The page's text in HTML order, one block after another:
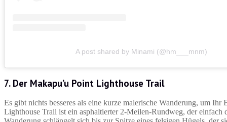
A post shared by Minami (@hm___mnm)
7. Der Makapu’u Point Lighthouse Trail
Es gibt nichts besseres als eine kurze malerische Wanderung, um
Lighthouse Trail ist ein asphaltierter 2-Meilen-Rundweg, der